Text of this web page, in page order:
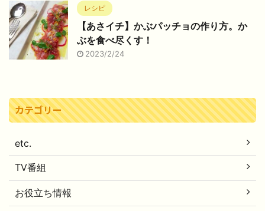
レシピ
【あさイチ】かぶパッチョの作り方。か
ぶを食べ尽くす！
2023/2/24
カテゴリー
etc.
TV番組
お役立ち情報